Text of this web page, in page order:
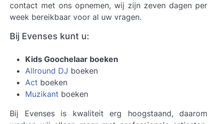
contact met ons opnemen, wij zijn zeven dagen per
week bereikbaar voor al uw vragen.
Bij Evenses kunt u:
Kids Goochelaar boeken
Allround DJ boeken
Act boeken
Muzikant boeken
Bij Evenses is kwaliteit erg hoogstaand, daarom